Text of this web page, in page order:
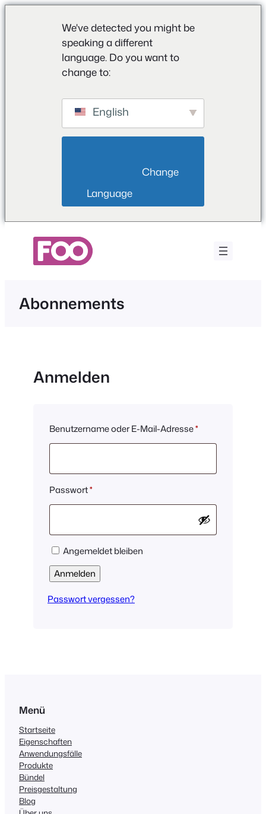
We've detected you might be
speaking a different
language. Do you want to
change to:
English
Language
springen
Abonnements
Anmelden
Benutzername oder E-Mail-Adresse*
Passwort*
Angemeldet bleiben
Anmelden
Passwort vergessen?
Menü
Startseite
Eigenschaften
Anwendungsfälle
Produkte
Bündel
Preisgestaltung
Blog